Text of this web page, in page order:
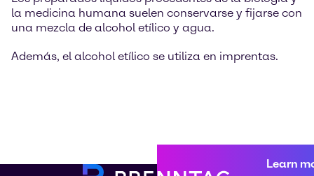
la medicina humana suelen conservarse y fijarse con
una mezcla de alcohol etílico y agua.
Además, el alcohol etílico se utiliza en imprentas.
Learn